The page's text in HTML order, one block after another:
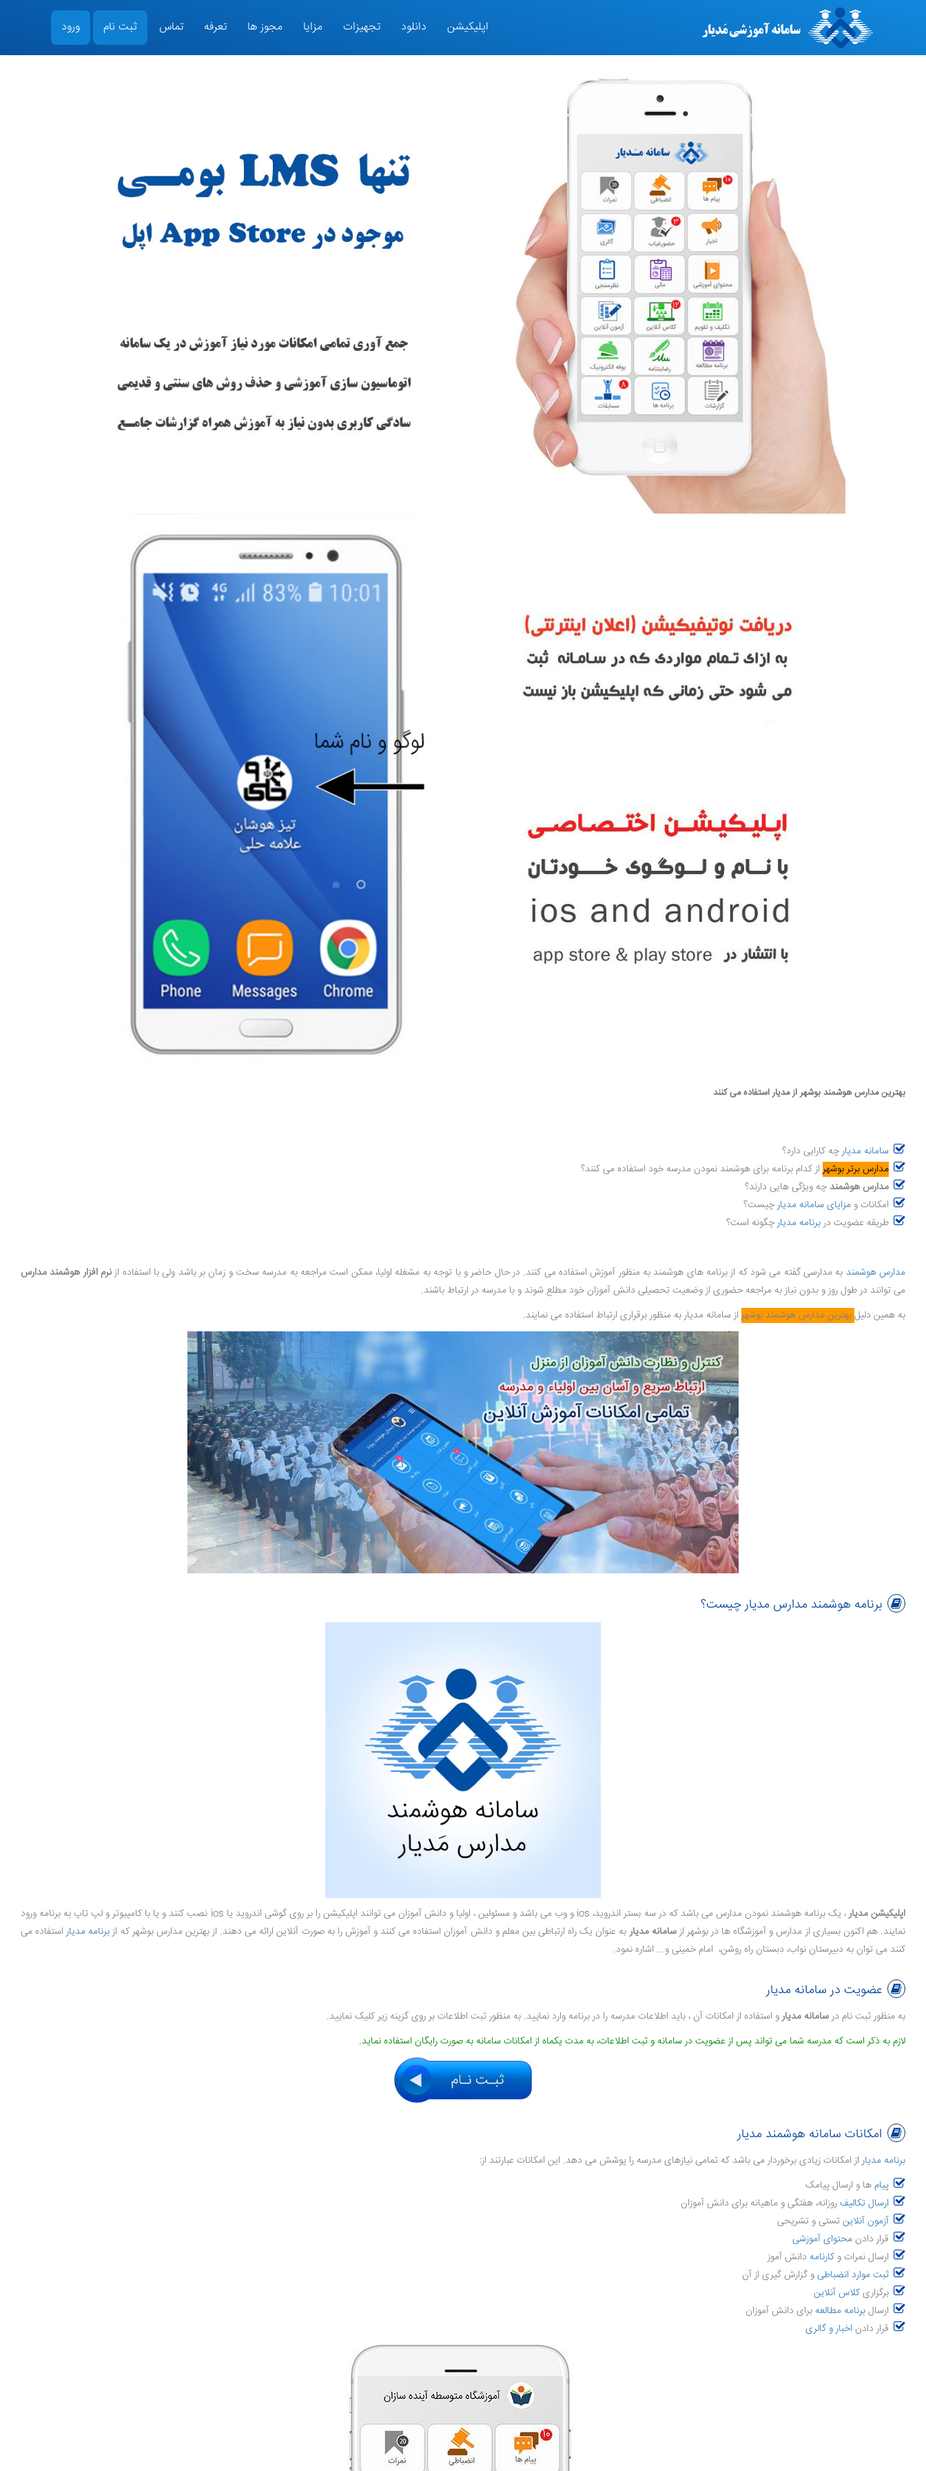
اپلیکیشن دانلود تجهیزات مزایا مجوز ها تعرفه تماس ثبت نام ورود
بهترین مدارس هوشمند بوشهر از مدیار استفاده می کنند
سامانه مدیارچه کارایی دارد؟
مدارس برتر بوشهر از کدام برنامه برای هوشمند نمودن مدرسه خود استفاده می کنند؟
مدارس هوشمندچه ویژگی هایی دارند؟
امکانات و مزایای سامانه مدیارچیست؟
طریقه عضویت دربرنامه مدیارچگونه است؟
مدارس هوشمند به مدارسی گفته می شود که از برنامه های هوشمند به منظور آموزش استفاده می کنند. در حال حاضر و با توجه به مشغله اولیا، ممکن است مراجعه به مدرسه سخت و زمان بر باشد ولی با استفاده ازنرم افزار هوشمند مدارس
می توانند در طول روز و بدون نیاز به مراجعه حضوری از وضعیت تحصیلی دانش آموزان خود مطلع شوند و با مدرسه در ارتباط باشند.
به همین دلیلبهترین مدارس هوشمند بوشهر از سامانه مدیار به منظور برقراری ارتباط استفاده می نمایند.
برنامه هوشمند مدارس مدیار چیست؟
اپلیکیشن مدیار
، یک برنامه هوشمند نمودن مدارس می باشد که در سه بستر اندروید، ios و وب می باشد و مسئولین ، اولیا و دانش آموزان می توانند اپلیکیشن را بر روی گوشی اندروید یا ios نصب کنند و یا با کامپیوتر و لپ تاپ به برنامه ورود
نمایند. هم اکنون بسیاری از مدارس و آموزشگاه ها در بوشهر ازسامانه مدیاربه عنوان یک راه ارتباطی بین معلم و دانش آموزان استفاده می کنند و آموزش را به صورت آنلاین ارائه می دهند. از بهترین مدارس بوشهر که ازبرنامه مدیاراستفاده می
کنند می توان به دبیرستان نواب، دبستان راه روشن، امام خمینی و... اشاره نمود.
عضویت در سامانه مدیار
به منظور ثبت نام درسامانه مدیارو استفاده از امکانات آن ، باید اطلاعات مدرسه را در برنامه وارد نمایید. به منظور ثبت اطلاعات بر روی گزینه زیر کلیک نمایید.
لازم به ذکر است که مدرسه شما می تواند پس از عضویت در سامانه و ثبت اطلاعات، به مدت یکماه از امکانات سامانه به صورت رایگان استفاده نماید.
امکانات سامانه هوشمند مدیار
برنامه مدیار از امکانات زیادی برخوردار می باشد که تمامی نیازهای مدرسه را پوشش می دهد. این امکانات عبارتند از:
پیامها و ارسال پیامک
ارسال تکالیفروزانه، هفتگی و ماهیانه برای دانش آموزان
آزمون آنلاینتستی و تشریحی
قرار دادنمحتوای آموزشی
ارسال نمرات و کارنامه دانش آموز
ثبت موارد انضباطیو گزارش گیری از آن
برگزاریکلاس آنلاین
ارسالبرنامه مطالعه برای دانش آموزان
قرار دادناخبار و گالری